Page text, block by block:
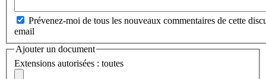
Prévenez-moi de tous les nouveaux commentaires de cette
email
Ajouter un document
Extensions autorisées : toutes